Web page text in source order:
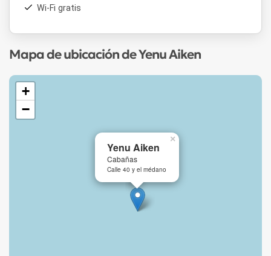
Wi-Fi gratis
Mapa de ubicación de Yenu Aiken
Yenu Aiken
Cabañas
Calle 40 y el médano
×
+
−